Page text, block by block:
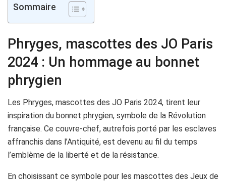
Sommaire
Phryges, mascottes des JO Paris
2024 : Un hommage au bonnet
phrygien
Les Phryges, mascottes des JO Paris 2024, tirent leur
inspiration du bonnet phrygien, symbole de la Révolution
française. Ce couvre-chef, autrefois porté par les esclaves
affranchis dans l’Antiquité, est devenu au fil du temps
l’emblème de la liberté et de la résistance.
En choisissant ce symbole pour les mascottes des Jeux de